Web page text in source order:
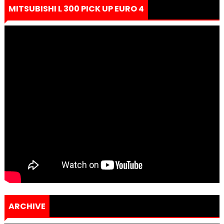
MITSUBISHI L 300 PICK UP EURO 4
ARCHIVE